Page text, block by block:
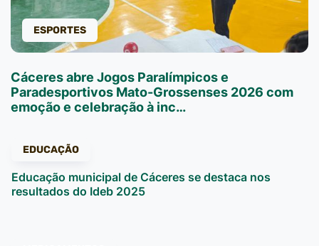
ESPORTES
Cáceres abre Jogos Paralímpicos e
Paradesportivos Mato-Grossenses 2026 com
emoção e celebração à inc…
EDUCAÇÃO
Educação municipal de Cáceres se destaca nos
resultados do Ideb 2025